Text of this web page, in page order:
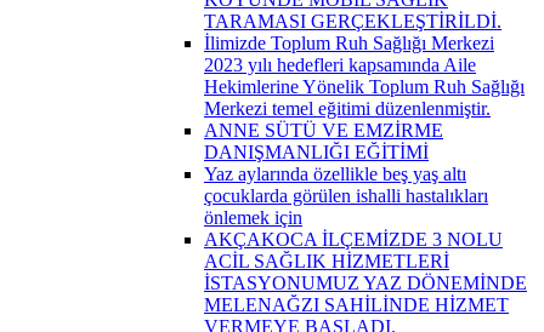
TARAMASI GERÇEKLEŞTİRİLDİ.
İlimizde Toplum Ruh Sağlığı Merkezi
2023 yılı hedefleri kapsamında Aile
Hekimlerine Yönelik Toplum Ruh Sağlığı
Merkezi temel eğitimi düzenlenmiştir.
ANNE SÜTÜ VE EMZİRME
DANIŞMANLIĞI EĞİTİMİ
Yaz aylarında özellikle beş yaş altı
çocuklarda görülen ishalli hastalıkları
önlemek için
AKÇAKOCA İLÇEMİZDE 3 NOLU
ACİL SAĞLIK HİZMETLERİ
İSTASYONUMUZ YAZ DÖNEMİNDE
MELENAĞZI SAHİLİNDE HİZMET
VERMEYE BAŞLADI.